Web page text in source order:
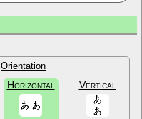
Orientation
Horizontal Vertical